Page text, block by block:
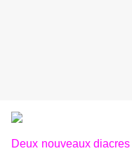
Deux nouveaux